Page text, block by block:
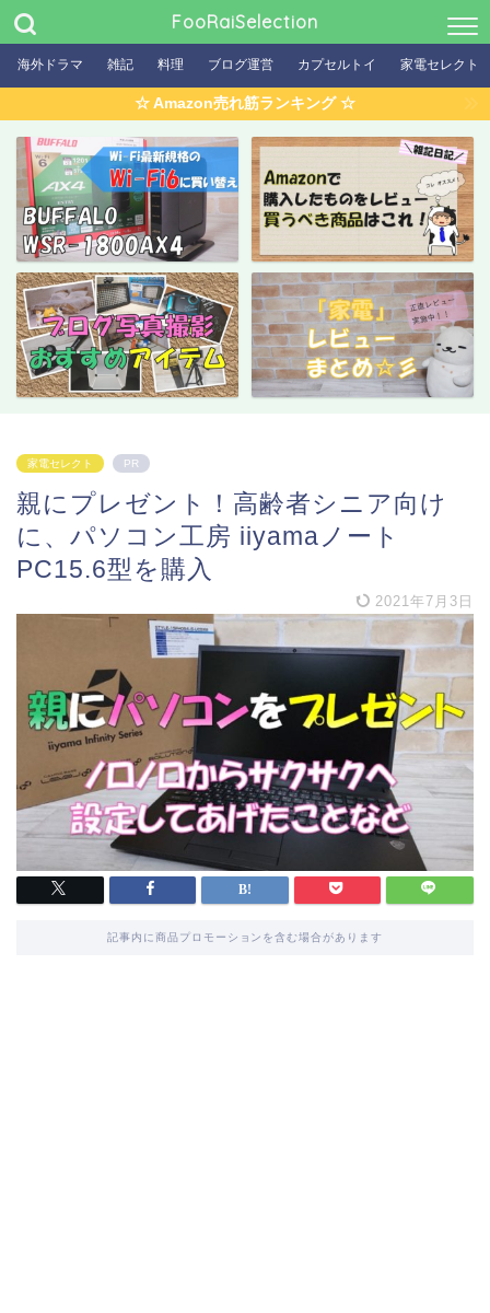
FooRaiSelection
海外ドラマ 雑記 料理 ブログ運営 カプセルトイ 家電セレクト
☆ Amazon売れ筋ランキング ☆
家電セレクト PR
親にプレゼント！高齢者シニア向け
に、パソコン工房 iiyamaノート
PC15.6型を購入
2021年7月3日
記事内に商品プロモーションを含む場合があります